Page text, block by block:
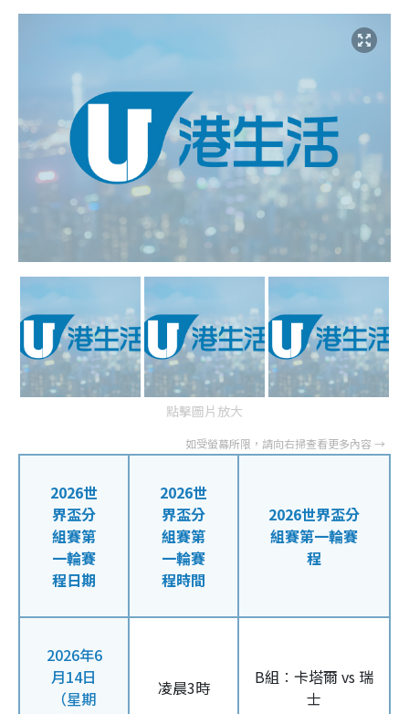
點擊圖片放大
2026世
界盃分
組賽第
一輪賽
程日期
2026世
界盃分
組賽第
一輪賽
程時間
2026世界盃分
組賽第一輪賽
程
2026年6
月14日
（星期
凌晨3時
B組︰卡塔爾 vs 瑞
士